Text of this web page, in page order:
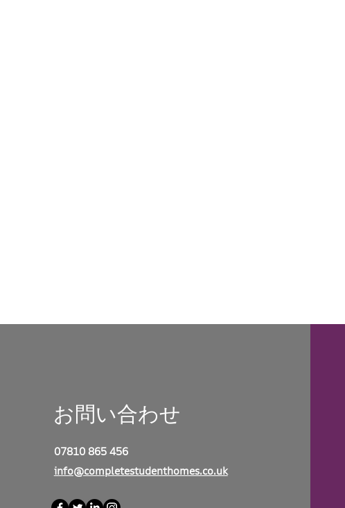
お問い合わせ
07810 865 456
info@completestudenthomes.co.uk